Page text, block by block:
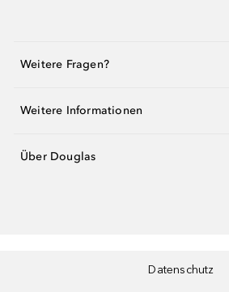
Weitere Fragen?
Weitere Informationen
Über Douglas
Datenschutz